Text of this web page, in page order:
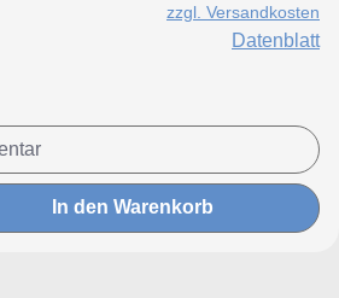
zzgl. Versandkosten
Datenblatt
In den Warenkorb